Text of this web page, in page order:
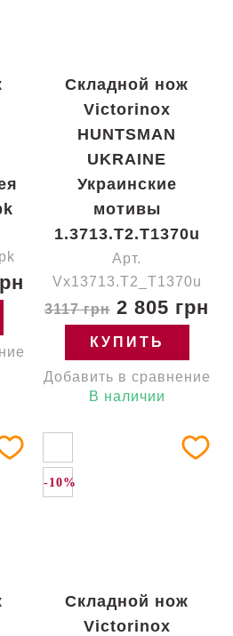
Складной нож
Victorinox
HUNTSMAN
UKRAINE
Украинские
мотивы
1.3713.T2.T1370u
Арт.
Vx13713.T2_T1370u
3117 грн 2 805 грн
КУПИТЬ
Добавить в сравнение
В наличии
-10%
Складной нож
Victorinox